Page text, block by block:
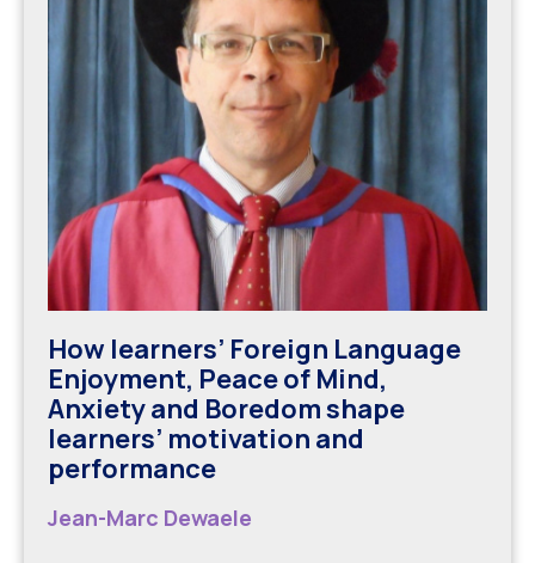
How learners’ Foreign Language
Enjoyment, Peace of Mind,
Anxiety and Boredom shape
learners’ motivation and
performance
Jean-Marc Dewaele